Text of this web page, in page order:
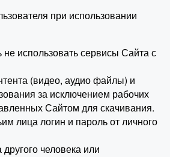
при использовании
использовать сервисы Сайта с
(видео, аудио файлы) и
за исключением рабочих
Сайтом для скачивания.
лица логин и пароль от личного
человека или